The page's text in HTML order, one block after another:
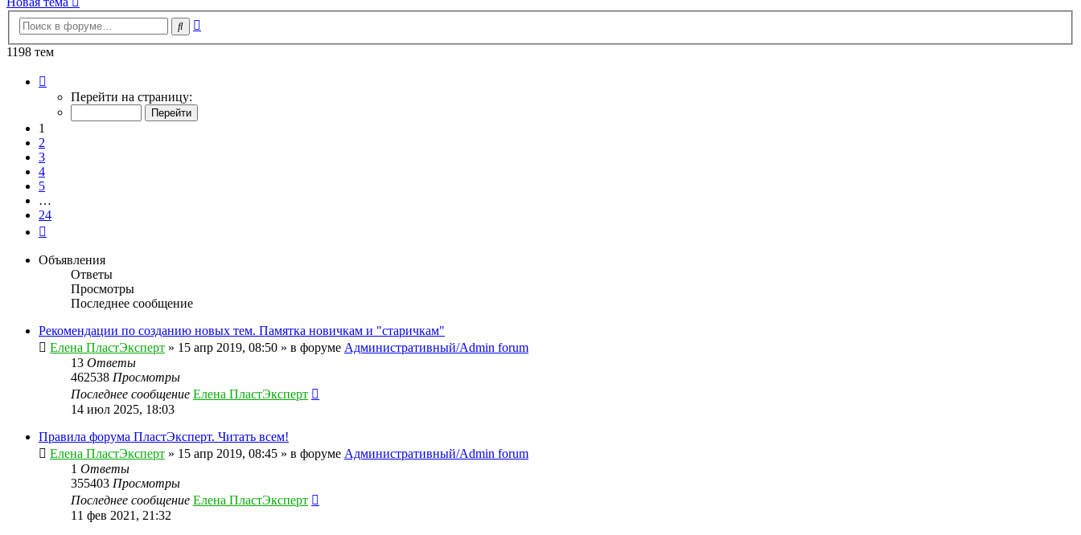
Поиск
1198 тем
Перейти на страницу:
1
2
3
4
5
…
24
Объявления
Ответы
Просмотры
Последнее сообщение
Рекомендации по созданию новых тем. Памятка новичкам и "старичкам"
Елена ПластЭксперт » 15 апр 2019, 08:50 » в форуме Административный/Admin forum
13 Ответы
462538 Просмотры
Последнее сообщение Елена ПластЭксперт
14 июл 2025, 18:03
Правила форума ПластЭксперт. Читать всем!
Елена ПластЭксперт » 15 апр 2019, 08:45 » в форуме Административный/Admin forum
1 Ответы
355403 Просмотры
Последнее сообщение Елена ПластЭксперт
11 фев 2021, 21:32